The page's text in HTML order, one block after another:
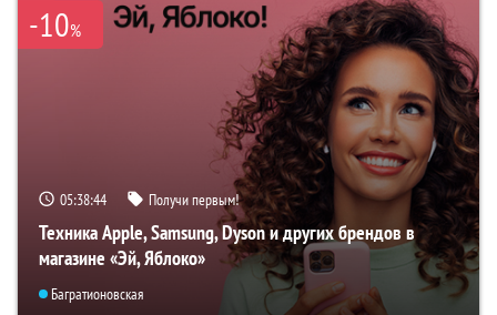
-10%
05:38:43 Получи первым!
Техника Apple, Samsung, Dyson и других брендов в
магазине «Эй, Яблоко»
Багратионовская